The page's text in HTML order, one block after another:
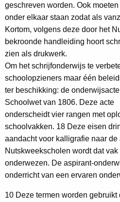
geschreven worden. Ook
onder elkaar staan zodat als
Kortom, volgens deze door het
bekroonde handleiding hoort
zien als drukwerk.
Om het schrijfonderwijs te
schoolopzieners maar één
ter beschikking: de
Schoolwet van 1806. Deze acte
onderscheidt vier rangen met
schoolvakken. 18 Deze eisen
aandacht voor kalligrafie naar de
Nutskweekscholen wordt dat
onderwezen. De aspirant-
onderricht van een ervaren
10 Deze termen worden gebruikt